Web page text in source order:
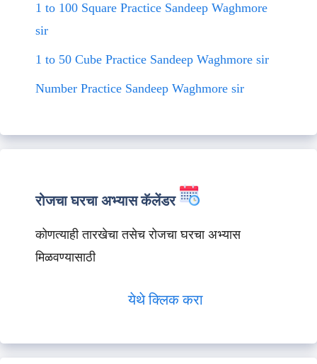
1 to 100 Square Practice Sandeep Waghmore
sir
1 to 50 Cube Practice Sandeep Waghmore sir
Number Practice Sandeep Waghmore sir
रोजचा घरचा अभ्यास कॅलेंडर
कोणत्याही तारखेचा तसेच रोजचा घरचा अभ्यास
मिळवण्यासाठी
येथे क्लिक करा